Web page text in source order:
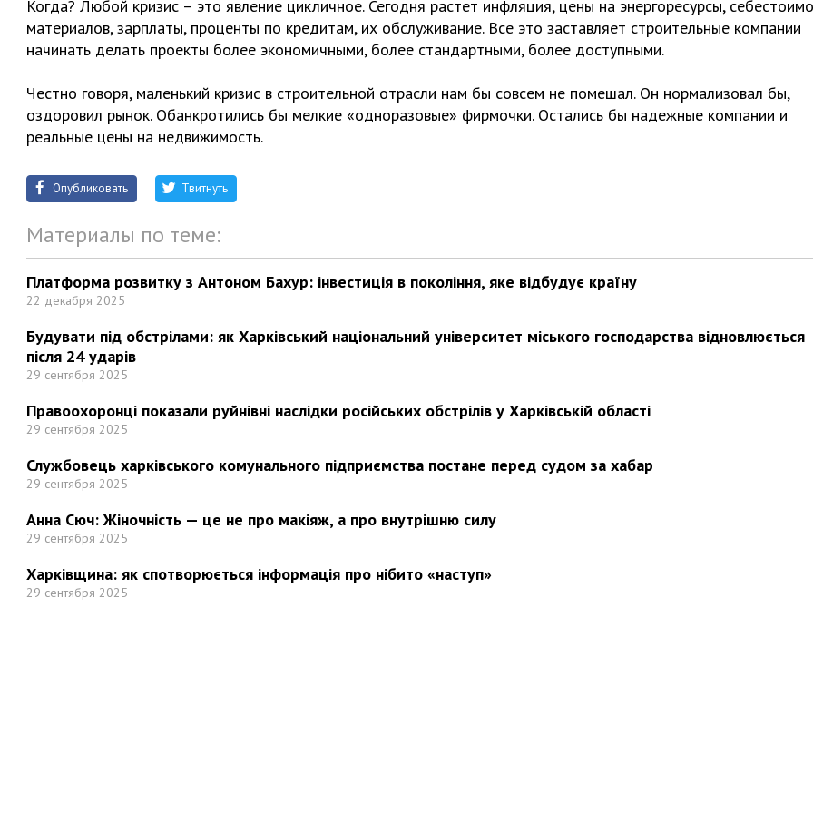
Когда? Любой кризис – это явление цикличное. Сегодня растет инфляция, цены на энергоресурсы,
материалов, зарплаты, проценты по кредитам, их обслуживание. Все это заставляет строительные компании
начинать делать проекты более экономичными, более стандартными, более доступными.
Честно говоря, маленький кризис в строительной отрасли нам бы совсем не помешал. Он нормализовал бы,
оздоровил рынок. Обанкротились бы мелкие «одноразовые» фирмочки. Остались бы надежные компании и
реальные цены на недвижимость.
Опубликовать Твитнуть
Материалы по теме:
Платформа розвитку з Антоном Бахур: інвестиція в покоління, яке відбудує країну
22 декабря 2025
Будувати під обстрілами: як Харківський національний університет міського господарства відновлюється
після 24 ударів
29 сентября 2025
Правоохоронці показали руйнівні наслідки російських обстрілів у Харківській області
29 сентября 2025
Службовець харківського комунального підприємства постане перед судом за хабар
29 сентября 2025
Анна Сюч: Жіночність — це не про макіяж, а про внутрішню силу
29 сентября 2025
Харківщина: як спотворюється інформація про нібито «наступ»
29 сентября 2025